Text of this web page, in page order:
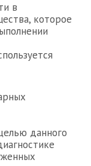
в
которое
данного